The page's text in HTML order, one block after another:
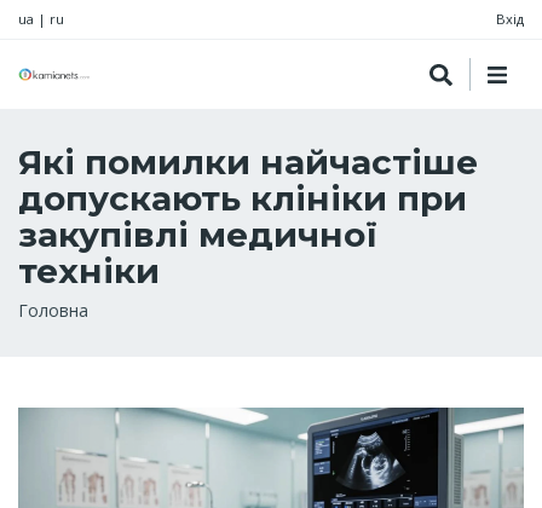
ua | ru Вхід
Які помилки найчастіше
допускають клініки при
закупівлі медичної
техніки
Рядок
Головна